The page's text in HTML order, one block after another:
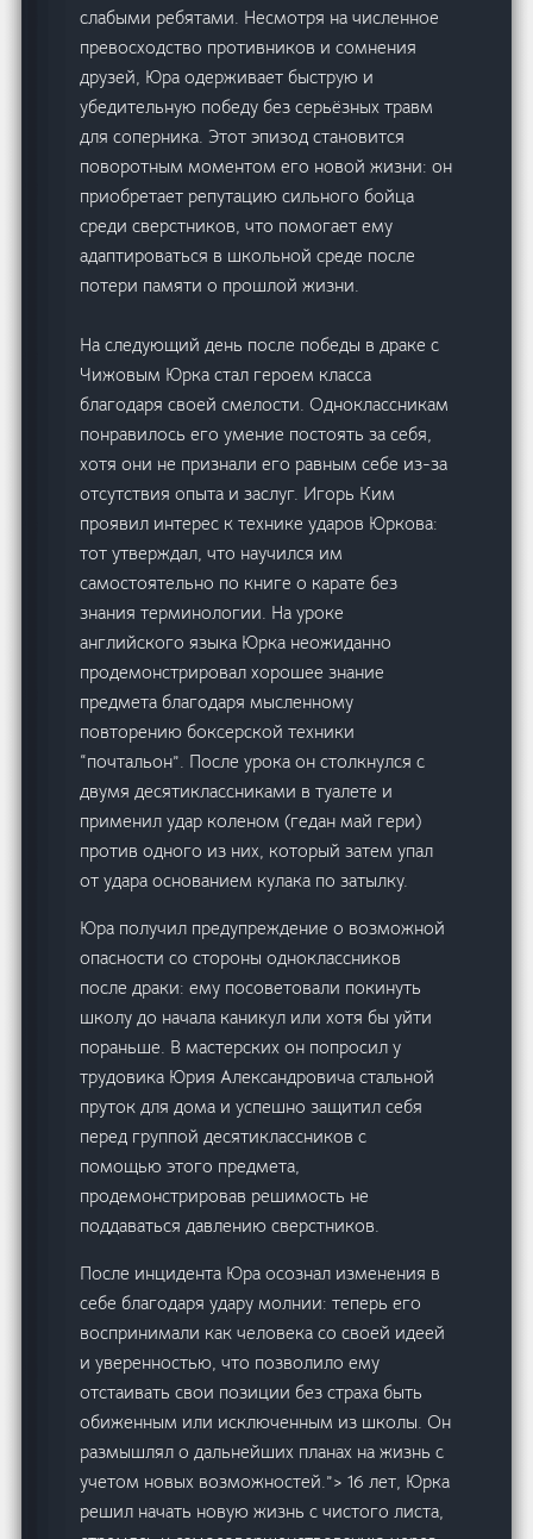
слабыми ребятами. Несмотря на численное
превосходство противников и сомнения
друзей, Юра одерживает быструю и
убедительную победу без серьёзных травм
для соперника. Этот эпизод становится
поворотным моментом его новой жизни: он
приобретает репутацию сильного бойца
среди сверстников, что помогает ему
адаптироваться в школьной среде после
потери памяти о прошлой жизни.
На следующий день после победы в драке с
Чижовым Юрка стал героем класса
благодаря своей смелости. Одноклассникам
понравилось его умение постоять за себя,
хотя они не признали его равным себе из-за
отсутствия опыта и заслуг. Игорь Ким
проявил интерес к технике ударов Юркова:
тот утверждал, что научился им
самостоятельно по книге о карате без
знания терминологии. На уроке
английского языка Юрка неожиданно
продемонстрировал хорошее знание
предмета благодаря мысленному
повторению боксерской техники
“почтальон”. После урока он столкнулся с
двумя десятиклассниками в туалете и
применил удар коленом (гедан май гери)
против одного из них, который затем упал
от удара основанием кулака по затылку.
Юра получил предупреждение о возможной
опасности со стороны одноклассников
после драки: ему посоветовали покинуть
школу до начала каникул или хотя бы уйти
пораньше. В мастерских он попросил у
трудовика Юрия Александровича стальной
пруток для дома и успешно защитил себя
перед группой десятиклассников с
помощью этого предмета,
продемонстрировав решимость не
поддаваться давлению сверстников.
После инцидента Юра осознал изменения в
себе благодаря удару молнии: теперь его
воспринимали как человека со своей идеей
и уверенностью, что позволило ему
отстаивать свои позиции без страха быть
обиженным или исключенным из школы. Он
размышлял о дальнейших планах на жизнь с
учетом новых возможностей.”> 16 лет, Юрка
решил начать новую жизнь с чистого листа,